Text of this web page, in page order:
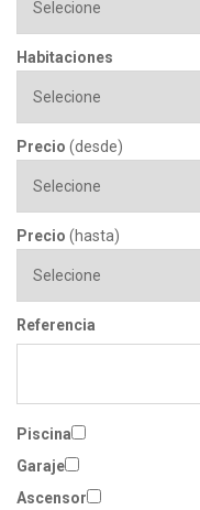
Habitaciones
Precio (desde)
Precio (hasta)
Referencia
Piscina
Garaje
Ascensor